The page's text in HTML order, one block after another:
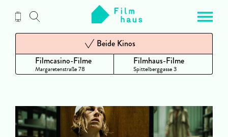
Inhalt
Filmcasino-Filme
Margaretenstraße 78
Beide Kinos
Filmhaus-Filme
Spittelberggasse 3